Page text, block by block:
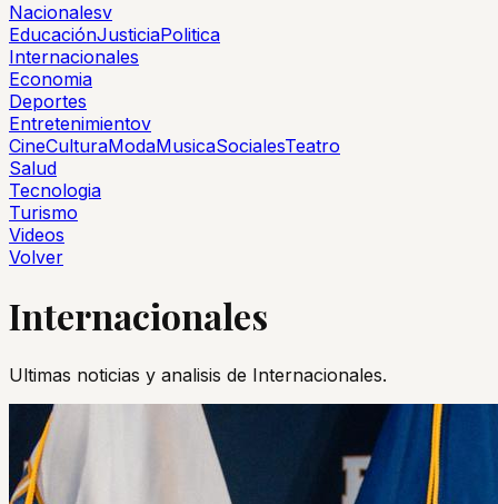
Nacionalesv
EducaciónJusticiaPolitica
Internacionales
Economia
Deportes
Entretenimientov
CineCulturaModaMusicaSocialesTeatro
Salud
Tecnologia
Turismo
Videos
Volver
Internacionales
Ultimas noticias y analisis de Internacionales.